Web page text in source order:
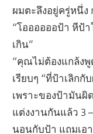
ผมตะลึงอยู่ครู่หนึ่ง
“โออออออป้า หีป้
เกิน”
“คุณไม่ต้องแกล้งพู
เรียบๆ “ที่ป้าเลิก
เพราะของป้ามัน
แต่งงานกันแล้ว 3
นอนกับป้า แถมเอ